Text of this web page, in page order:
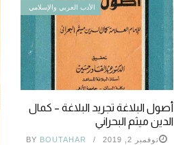
الأدب العربي والإسلامي
أصول البلاغة تجريد البلاغة – كمال
الدين ميثم البحراني
نوفمبر 2, 2019 BY BOUTAHAR